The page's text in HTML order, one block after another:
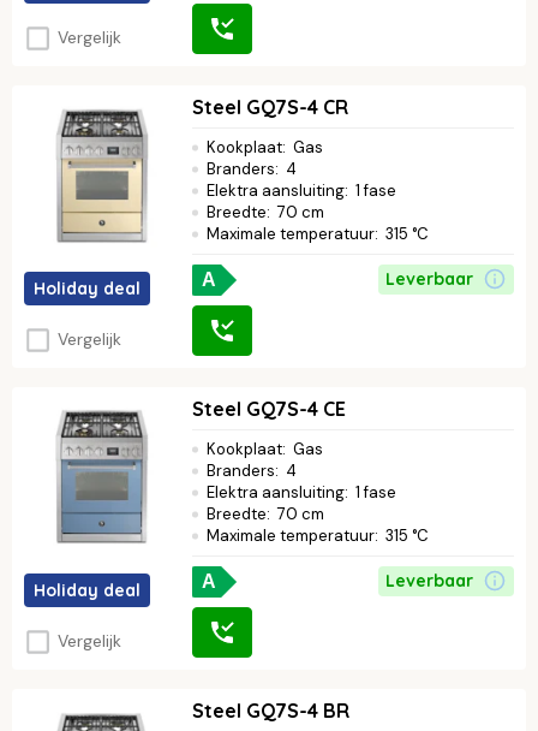
Vergelijk
Holiday deal
Vergelijk
Steel GQ7S-4 CR
Kookplaat: Gas
Branders: 4
Elektra aansluiting: 1 fase
Breedte: 70 cm
Maximale temperatuur: 315 °C
A Leverbaar
Holiday deal
Vergelijk
Steel GQ7S-4 CE
Kookplaat: Gas
Branders: 4
Elektra aansluiting: 1 fase
Breedte: 70 cm
Maximale temperatuur: 315 °C
A Leverbaar
Steel GQ7S-4 BR